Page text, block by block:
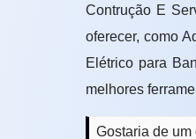
Contrução E
oferecer, como
Elétrico para
melhores
Gostaria de